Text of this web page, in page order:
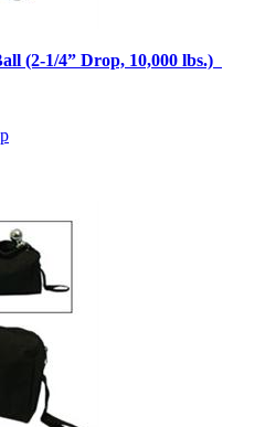
(2-1/4” Drop, 10,000 lbs.)